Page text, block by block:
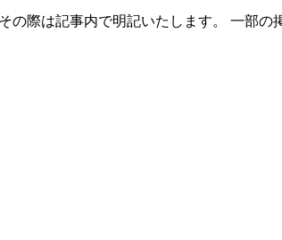
際は記事内で明記いたします。 一部